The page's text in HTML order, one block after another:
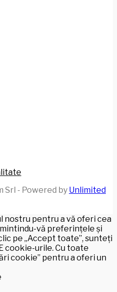
Srl - Powered by Unlimited
nostru pentru a vă oferi cea
vă preferințele și
pe „Accept toate”, sunteți
cookie-urile. Cu toate
cookie” pentru a oferi un